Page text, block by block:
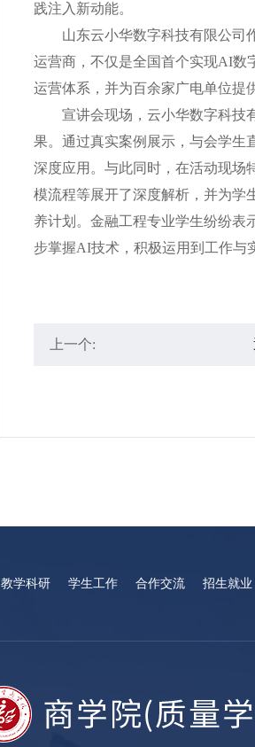
践注入新动能。
山东云小华数字科技有限公司作
运营商，不仅是全国首个实现AI数
运营体系，并为百余家广电单位提
宣讲会现场，云小华数字科技有
果。通过真实案例展示，与会学生
深度应用。与此同时，在活动现场
模流程等展开了深度解析，并为学
养计划。金融工程专业学生纷纷表
步掌握AI技术，积极运用到工作与
上一个:
教学科研 学生工作 合作交流 招生就业